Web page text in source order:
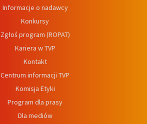
Informacje o nadawcy
Konkursy
Zgłoś program (ROPAT)
Kariera w TVP
Kontakt
Centrum informacji TVP
Komisja Etyki
Program dla prasy
Dla mediów